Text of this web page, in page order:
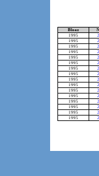
Bloaz
1995
1995
1995
1995
1995
1995
1995
1995
1995
1995
1995
1995
1995
1995
1995
1995